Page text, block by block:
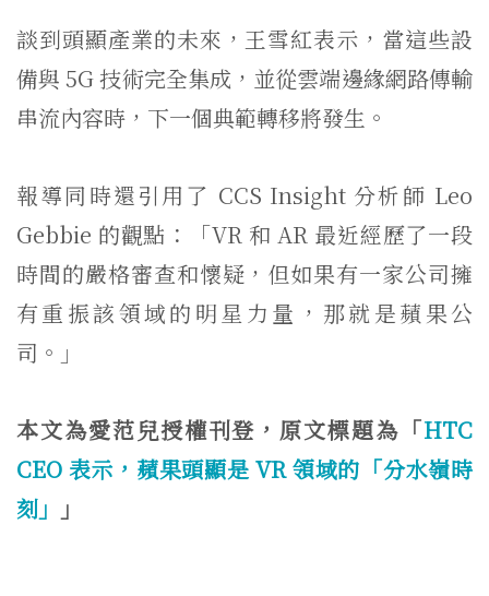
談到頭顯產業的未來，王雪紅表示，當這些設
備與 5G 技術完全集成，並從雲端邊緣網路傳輸
串流內容時，下一個典範轉移將發生。
報導同時還引用了 CCS Insight 分析師 Leo
Gebbie 的觀點：「VR 和 AR 最近經歷了一段
時間的嚴格審查和懷疑，但如果有一家公司擁
有重振該領域的明星力量，那就是蘋果公
司。」
本文為愛范兒授權刊登，原文標題為「HTC
CEO 表示，蘋果頭顯是 VR 領域的「分水嶺時
刻」
」